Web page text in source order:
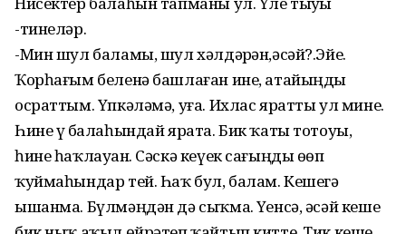
-тинеләр.
-Мин шул баламы, шул хәлдәрҙән,әсәй?.Эйе.
Ҡорһағым беленә башлаған ине, атайыңды
осраттым. Үпкәләмә, уға. Ихлас яратты ул мине.
Һине үҙ балаһындай ярата. Бик ҡаты тотоуы,
һине һаҡлауҙан. Сәскә кеүек сағыңды өҙөп
ҡуймаһындар тей. Һаҡ бул, балам. Кешегә
ышанма. Бүлмәңдән дә сыҡма. Үҙенсә, әсәй кеше